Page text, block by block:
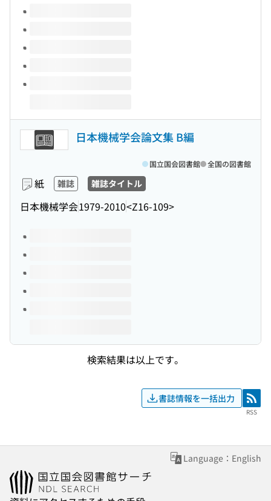
このタイトルの巻号
日本機械学会論文集 B編
紙 雑誌 雑誌タイトル
日本機械学会1979-2010<Z16-109>
国立国会図書館 全国の図書館
このタイトルの巻号
検索結果は以上です。
書誌情報を一括出力 RSS
RSS
Language：English